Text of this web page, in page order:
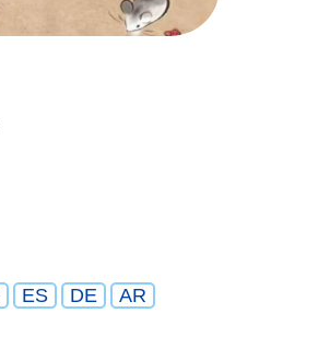
ES DE AR